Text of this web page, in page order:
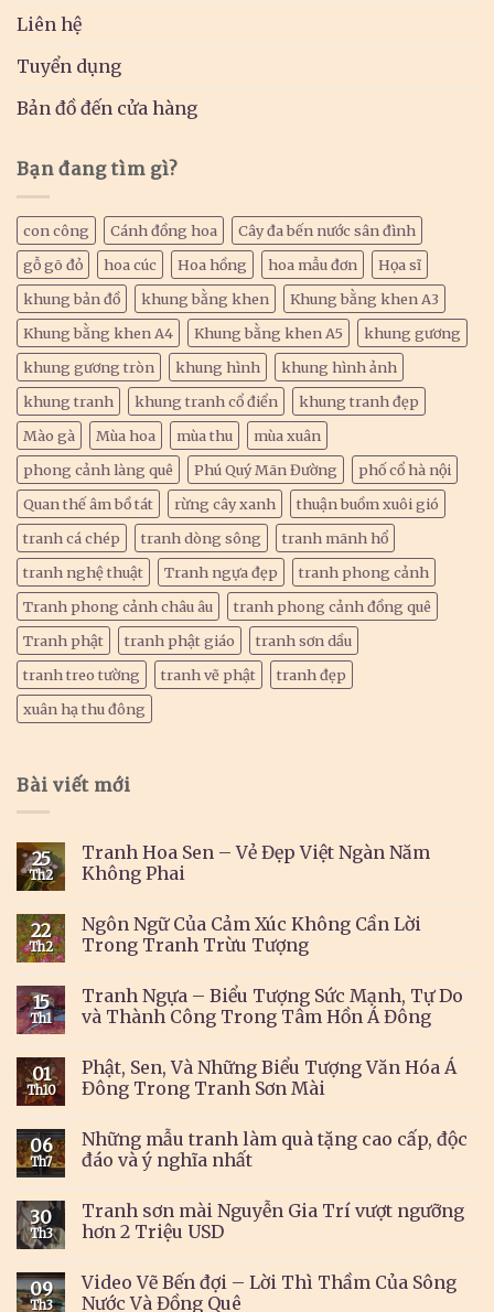
Liên hệ
Tuyển dụng
Bản đồ đến cửa hàng
Bạn đang tìm gì?
con công Cánh đồng hoa
Cây đa bến nước sân đình
gỗ gõ đỏ
hoa cúc Hoa hồng hoa mẫu đơn
Họa sĩ
khung bản đồ
khung bằng khen
Khung bằng khen A3
Khung bằng khen A4
Khung bằng khen A5
khung gương
khung gương tròn
khung hình
khung hình ảnh
khung tranh
khung tranh cổ điển
khung tranh đẹp
Mào gà
Mùa hoa mùa thu
mùa xuân
phong cảnh làng quê
Phú Quý Mãn Đường
phố cổ hà nội
Quan thế âm bồ tát
rừng cây xanh
thuận buồm xuôi gió
tranh cá chép
tranh dòng sông
tranh mãnh hổ
tranh nghệ thuật
Tranh ngựa đẹp
tranh phong cảnh
Tranh phong cảnh châu âu
tranh phong cảnh đồng quê
Tranh phật
tranh phật giáo
tranh sơn dầu
tranh treo tường
tranh vẽ phật
tranh đẹp
xuân hạ thu đông
Bài viết mới
25
Th2
Tranh Hoa Sen – Vẻ Đẹp Việt Ngàn Năm
Không Phai
22
Th2
Ngôn Ngữ Của Cảm Xúc Không Cần Lời
Trong Tranh Trừu Tượng
15
Th1
Tranh Ngựa – Biểu Tượng Sức Mạnh, Tự Do
và Thành Công Trong Tâm Hồn Á Đông
01
Th10
Phật, Sen, Và Những Biểu Tượng Văn Hóa Á
Đông Trong Tranh Sơn Mài
06
Th7
Những mẫu tranh làm quà tặng cao cấp, độc
đáo và ý nghĩa nhất
30
Th3
Tranh sơn mài Nguyễn Gia Trí vượt ngưỡng
hơn 2 Triệu USD
09
Th3
Video Vẽ Bến đợi – Lời Thì Thầm Của Sông
Nước Và Đồng Quê